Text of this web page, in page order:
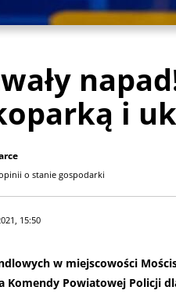
i
o stanie gospodarki
15:50
w miejscowości
Komendy Powiatowej Policji